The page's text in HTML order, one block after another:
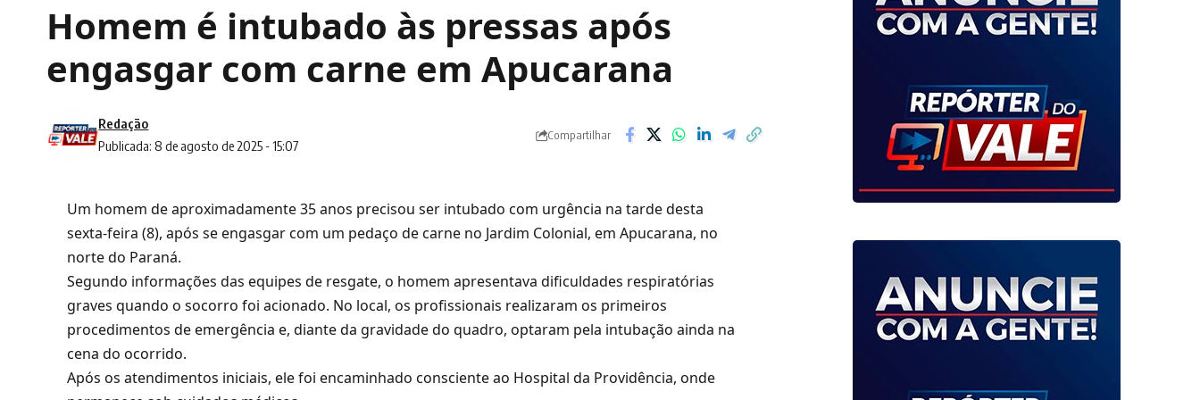
Homem é intubado às pressas após
engasgar com carne em Apucarana
Publicada: 8 de agosto de 2025 - 15:07
Redação
Compartilhar
Um homem de aproximadamente 35 anos precisou ser intubado com urgência na tarde desta
sexta-feira (8), após se engasgar com um pedaço de carne no Jardim Colonial, em Apucarana, no
norte do Paraná.
Segundo informações das equipes de resgate, o homem apresentava dificuldades respiratórias
graves quando o socorro foi acionado. No local, os profissionais realizaram os primeiros
procedimentos de emergência e, diante da gravidade do quadro, optaram pela intubação ainda na
cena do ocorrido.
Após os atendimentos iniciais, ele foi encaminhado consciente ao Hospital da Providência, onde